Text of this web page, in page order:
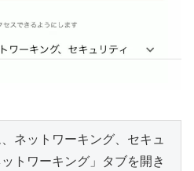
ネットワーキング、セキュ
トワーキング」タブを開き